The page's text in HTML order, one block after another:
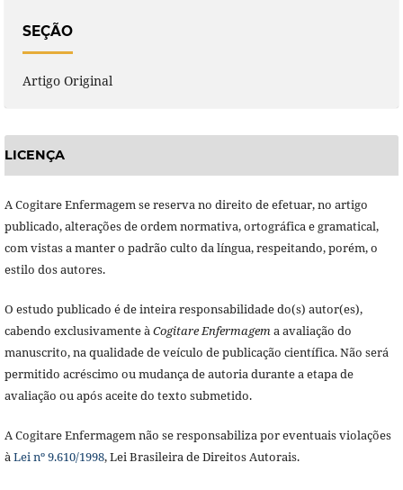
SEÇÃO
Artigo Original
LICENÇA
A Cogitare Enfermagem se reserva no direito de efetuar, no artigo
publicado, alterações de ordem normativa, ortográfica e gramatical,
com vistas a manter o padrão culto da língua, respeitando, porém, o
estilo dos autores.
O estudo publicado é de inteira responsabilidade do(s) autor(es),
cabendo exclusivamente àCogitare Enfermagema avaliação do
manuscrito, na qualidade de veículo de publicação científica. Não será
permitido acréscimo ou mudança de autoria durante a etapa de
avaliação ou após aceite do texto submetido.
A Cogitare Enfermagem não se responsabiliza por eventuais violações
àLei nº 9.610/1998, Lei Brasileira de Direitos Autorais.